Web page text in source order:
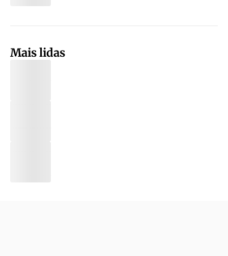
Mais lidas